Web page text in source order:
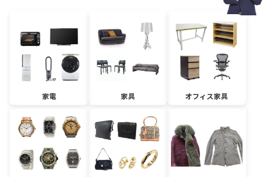
家電 家具 オフィス家具